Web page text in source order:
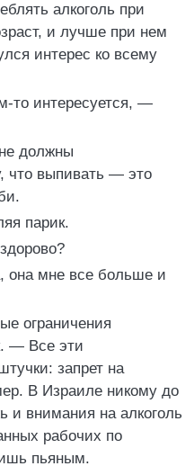
алкоголь при
и лучше при нем
интерес ко всему
то интересуется, —
должны
что выпивать — это
парик.
она мне все больше и
ограничения
— Все эти
запрет на
В Израиле никому до
и внимания на алкоголь
рабочих по
пьяным.